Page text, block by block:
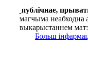
публічнае,
магчыма неабходна
выкарыстаннем
Больш